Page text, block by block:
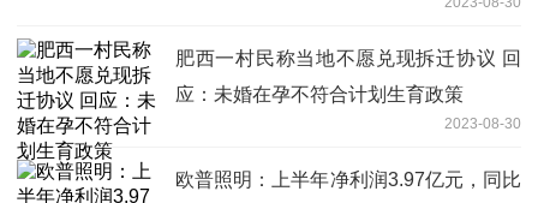
肥西一村民称当地不愿兑现拆迁协议 回
应：未婚在孕不符合计划生育政策
2023-08-30
欧普照明：上半年净利润3.97亿元，同比